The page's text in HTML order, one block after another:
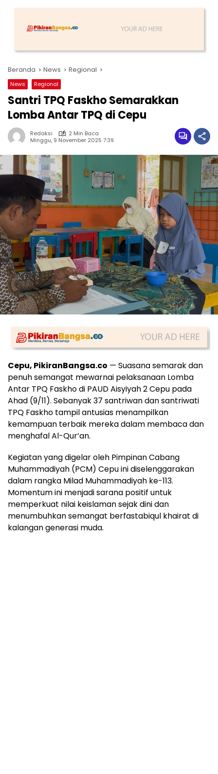
Beranda News Regional
News Regional
Santri TPQ Faskho Semarakkan
Lomba Antar TPQ di Cepu
Redaksi
2 Min Baca
Minggu, 9 November 2025 7:39
Cepu, PikiranBangsa.co — Suasana semarak dan
penuh semangat mewarnai pelaksanaan Lomba
Antar TPQ Faskho di PAUD Aisyiyah 2 Cepu pada
Ahad (9/11). Sebanyak 37 santriwan dan santriwati
TPQ Faskho tampil antusias menampilkan
kemampuan terbaik mereka dalam membaca dan
menghafal Al-Qur’an.
Kegiatan yang digelar oleh Pimpinan Cabang
Muhammadiyah (PCM) Cepu ini diselenggarakan
dalam rangka Milad Muhammadiyah ke-113.
Momentum ini menjadi sarana positif untuk
memperkuat nilai keislaman sejak dini dan
menumbuhkan semangat berfastabiqul khairat di
kalangan generasi muda.